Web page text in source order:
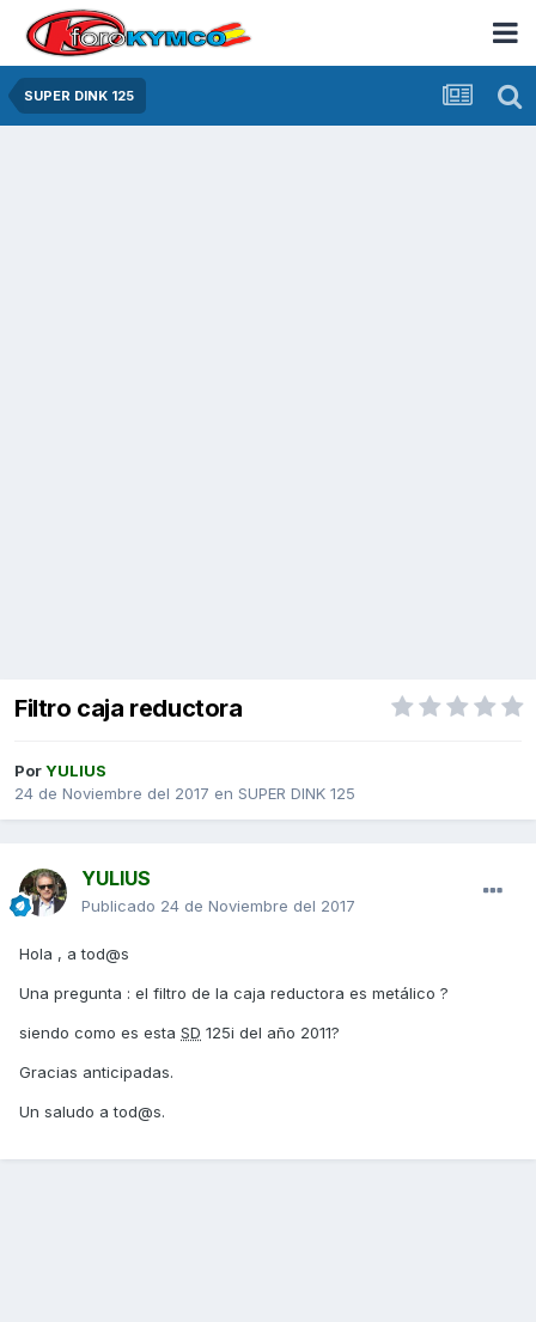
SUPER DINK 125
Filtro caja reductora
PorYULIUS
24 de Noviembre del 2017 en SUPER DINK 125
YULIUS
Publicado 24 de Noviembre del 2017
Hola , a tod@s
Una pregunta : el filtro de la caja reductora es metálico ?
siendo como es esta SD 125i del año 2011?
Gracias anticipadas.
Un saludo a tod@s.